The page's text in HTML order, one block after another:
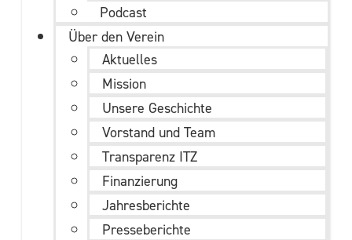
Podcast
Über den Verein
Aktuelles
Mission
Unsere Geschichte
Vorstand und Team
Transparenz ITZ
Finanzierung
Jahresberichte
Presseberichte